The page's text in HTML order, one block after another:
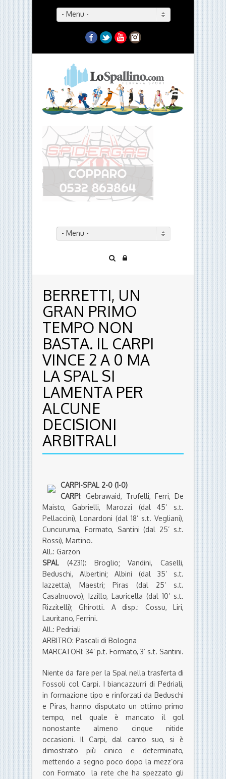
- Menu -
Facebook
TwitterYouTubeInstagram
- Menu -
BERRETTI, UN
GRAN PRIMO
TEMPO NON
BASTA. IL CARPI
VINCE 2 A 0 MA
LA SPAL SI
LAMENTA PER
ALCUNE
DECISIONI
ARBITRALI
CARPI-SPAL 2-0 (1-0)
CARPI: Gebrawaid, Trufelli, Ferri, De
Maisto, Gabrielli, Marozzi (dal 45’ s.t.
Pellaccini), Lonardoni (dal 18’ s.t. Vegliani),
Cuncuruma, Formato, Santini (dal 25’ s.t.
Rossi), Martino.
All.: Garzon
SPAL (4231): Broglio; Vandini, Caselli,
Beduschi, Albertini; Albini (dal 35’ s.t.
Iazzetta), Maestri; Piras (dal 25’ s.t.
Casalnuovo), Izzillo, Lauricella (dal 10’ s.t.
Rizzitelli); Ghirotti. A disp.: Cossu, Liri,
Lauritano, Ferrini.
All.: Pedriali
ARBITRO: Pascali di Bologna
MARCATORI: 34’ p.t. Formato, 3’ s.t. Santini.
Niente da fare per la Spal nella trasferta di
Fossoli col Carpi. I biancazzurri di Pedriali,
in formazione tipo e rinforzati da Beduschi
e Piras, hanno disputato un ottimo primo
tempo, nel quale è mancato il gol
nonostante almeno cinque nitide
occasioni. Il Carpi, dal canto suo, si è
dimostrato più cinico e determinato,
mettendo a segno poco dopo la mezz’ora
con Formato la rete che ha spezzato gli